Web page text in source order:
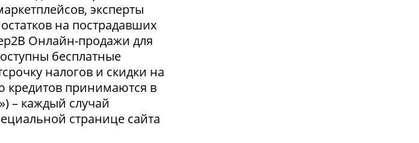
эксперты
на пострадавших
Онлайн-продажи для
бесплатные
налогов и скидки на
кредитов принимаются в
– каждый случай
странице сайта